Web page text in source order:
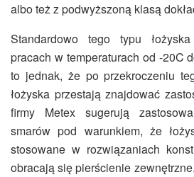
albo też z podwyższoną klasą
Standardowo tego typu
pracach w temperaturach od -20C
to jednak, że po przekroczeniu
łożyska przestają znajdować
firmy Metex sugerują
smarów pod warunkiem, że
stosowane w rozwiązaniach
obracają się pierścienie